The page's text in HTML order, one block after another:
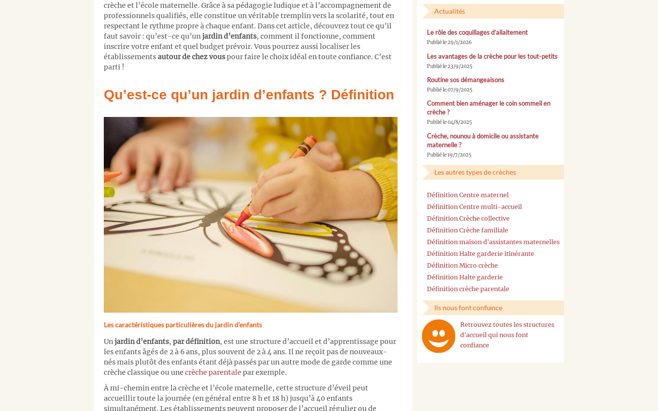
crèche et l’école maternelle. Grâce à sa pédagogie ludique et à l’accompagnement de
professionnels qualifiés, elle constitue un véritable tremplin vers la scolarité, tout en
respectant le rythme propre à chaque enfant. Dans cet article, découvrez tout ce qu’il
faut savoir : qu’est-ce qu’unjardin d’enfants, comment il fonctionne, comment
inscrire votre enfant et quel budget prévoir. Vous pourrez aussi localiser les
établissementsautour de chez vouspour faire le choix idéal en toute confiance. C’est
parti !
Qu’est-ce qu’un jardin d’enfants ? Définition
Les caractéristiques particulières du jardin d’enfants
Unjardin d’enfants, pardéfinition, est une structure d’accueil et d’apprentissage pour
les enfants âgés de 2 à 6 ans, plus souvent de 2 à 4 ans. Il ne reçoit pas de nouveaux-
nés mais plutôt des enfants étant déjà passés par un autre mode de garde comme une
crèche classique ou une crèche parentale par exemple.
À mi-chemin entre la crèche et l’école maternelle, cette structure d’éveil peut
accueillir toute la journée (en général entre 8 h et 18 h) jusqu’à 40 enfants
simultanément. Les établissements peuvent proposer de l’accueil régulier ou de
Actualités
Le rôle des coquillages d’allaitement
Publié le 29/1/2026
Les avantages de la crèche pour les tout-petits
Publié le 23/9/2025
Routine sos démangeaisons
Publié le 07/9/2025
Comment bien aménager le coin sommeil en
crèche ?
Publié le 04/8/2025
Crèche, nounou à domicile ou assistante
maternelle ?
Publié le 19/7/2025
Les autres types de crèches
Définition Centre maternel
Définition Centre multi-accueil
Définition Crèche collective
Définition Crèche familiale
Définition maison d'assistantes maternelles
Définition Halte garderie itinérante
Définition Micro crèche
Définition Halte garderie
Définition crèche parentale
Ils nous font confiance
Retrouvez toutes les structures
d'accueil qui nous font
confiance